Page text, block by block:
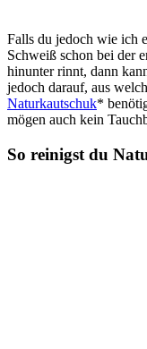
Falls du jedoch wie ich
Schweiß schon bei der
hinunter rinnt, dann
jedoch darauf, aus
Naturkautschuk*
mögen auch kein
So reinigst du